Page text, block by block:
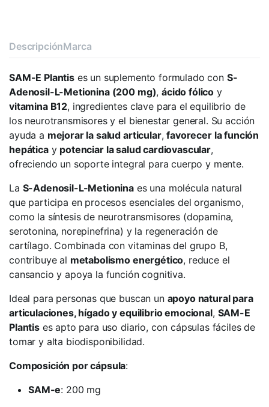
DescripciónMarca
SAM-E Plantises un suplemento formulado con S-
Adenosil-L-Metionina (200 mg),ácido fólico y
vitamina B12, ingredientes clave para el equilibrio de
los neurotransmisores y el bienestar general. Su acción
ayuda a mejorar la salud articular,favorecer la función
hepáticay potenciar la salud cardiovascular,
ofreciendo un soporte integral para cuerpo y mente.
La S-Adenosil-L-Metionina es una molécula natural
que participa en procesos esenciales del organismo,
como la síntesis de neurotransmisores (dopamina,
serotonina, norepinefrina) y la regeneración de
cartílago. Combinada con vitaminas del grupo B,
contribuye al metabolismo energético, reduce el
cansancio y apoya la función cognitiva.
Ideal para personas que buscan un apoyo natural para
articulaciones, hígado y equilibrio emocional, SAM-E
Plantises apto para uso diario, con cápsulas fáciles de
tomar y alta biodisponibilidad.
Composición por cápsula:
SAM-e: 200 mg